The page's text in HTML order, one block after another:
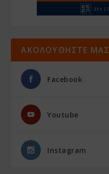
ΑΚΟΛΟΥΘΗΣΤΕ ΜΑΣ
Facebook
Youtube
Instagram